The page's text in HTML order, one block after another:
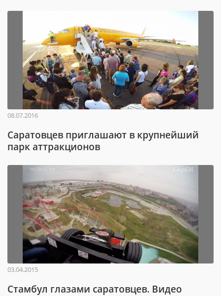
08.07.2016
Саратовцев приглашают в крупнейший
парк аттракционов
03.04.2015
Стамбул глазами саратовцев. Видео